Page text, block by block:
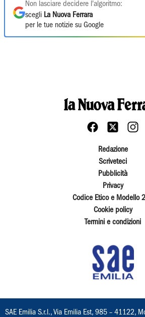
Non lasciare decidere l'algoritmo:
scegli La Nuova Ferrara
per le tue notizie su Google
Redazione
Scriveteci
Pubblicità
Privacy
Codice Etico e Modello
Cookie policy
Termini e condizioni
SAE Emilia S.r.l., Via Emilia Est, 985 – 41122,